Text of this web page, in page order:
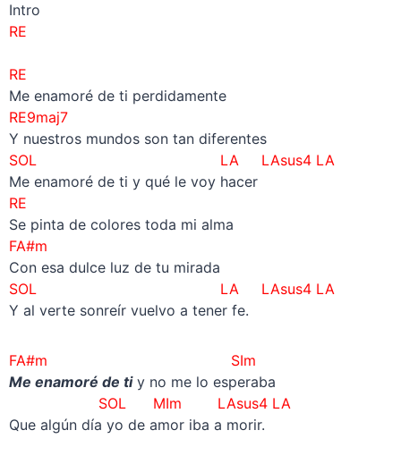
Intro
RE
RE
Me enamoré de ti perdidamente
RE9maj7
Y nuestros mundos son tan diferentes
SOL LA LAsus4 LA
Me enamoré de ti y qué le voy hacer
RE
Se pinta de colores toda mi alma
FA#m
Con esa dulce luz de tu mirada
SOL LA LAsus4 LA
Y al verte sonreír vuelvo a tener fe.
FA#m SIm
Me enamoré de tiy no me lo esperaba
SOL MIm LAsus4 LA
Que algún día yo de amor iba a morir.